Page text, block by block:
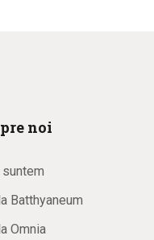
noi
suntem
Batthyaneum
Omnia